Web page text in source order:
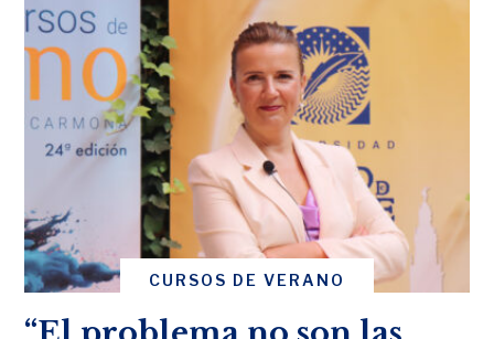
CURSOS DE VERANO